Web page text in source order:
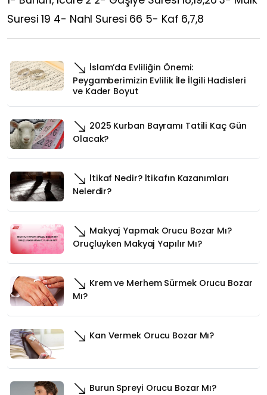
Suresi 19 4- Nahl Suresi 66 5- Kaf 6,7,8
İslam’da Evliliğin Önemi:
Peygamberimizin Evlilik İle İlgili Hadisleri
ve Kader Boyut
2025 Kurban Bayramı Tatili Kaç Gün
Olacak?
İtikaf Nedir? İtikafın Kazanımları
Nelerdir?
Makyaj Yapmak Orucu Bozar Mı?
Oruçluyken Makyaj Yapılır Mı?
Krem ve Merhem Sürmek Orucu Bozar
Mı?
Kan Vermek Orucu Bozar Mı?
Burun Spreyi Orucu Bozar Mı?